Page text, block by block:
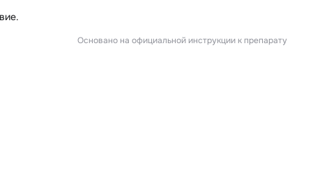
Основано на официальной инструкции к препарату